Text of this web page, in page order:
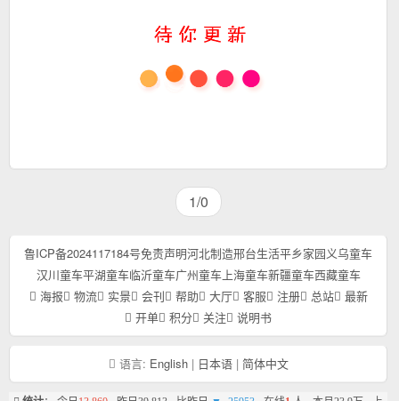
1/0
鲁ICP备2024117184号免责声明河北制造邢台生活平乡家园义乌童车
汉川童车平湖童车临沂童车广州童车上海童车新疆童车西藏童车
海报
物流 实景 会刊 帮助 大厅 客服 注册 总站
最新
开单
积分 关注 说明书
语言: English| 日本语| 简体中文